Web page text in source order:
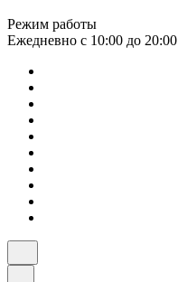
Режим работы
Ежедневно с 10:00 до 20:00